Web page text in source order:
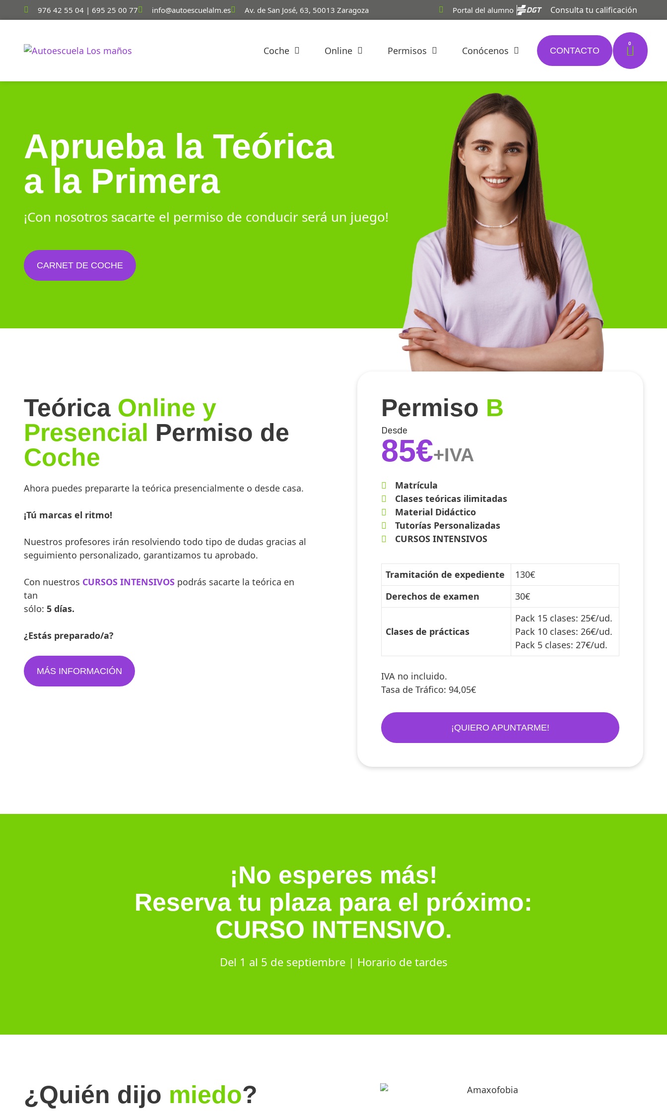
976 42 55 04 | 695 25 00 77 info@autoescuelalm.es Av. de San José, 63, 50013 Zaragoza Portal del alumno Consulta tu calificación
Coche Online Permisos Conócenos CONTACTO
0
Aprueba la Teórica
a la Primera
¡Con nosotros sacarte el permiso de conducir será un juego!
CARNET DE COCHE
Teórica Online y
Presencial Permiso de
Coche
Ahora puedes prepararte la teórica presencialmente o desde casa.
¡Tú marcas el ritmo!
Nuestros profesores irán resolviendo todo tipo de dudas gracias al
seguimiento personalizado, garantizamos tu aprobado.
Con nuestros CURSOS INTENSIVOS podrás sacarte la teórica en
tan
sólo: 5 días.
¿Estás preparado/a?
MÁS INFORMACIÓN
Permiso B
Desde
85€+IVA
Matrícula
Clases teóricas ilimitadas
Material Didáctico
Tutorías Personalizadas
CURSOS INTENSIVOS
Tramitación de expediente
130€
Derechos de examen
30€
Clases de prácticas
Pack 15 clases: 25€/ud.
Pack 10 clases: 26€/ud.
Pack 5 clases: 27€/ud.
IVA no incluido.
Tasa de Tráfico: 94,05€
¡QUIERO APUNTARME!
¡No esperes más!
Reserva tu plaza para el próximo:
CURSO INTENSIVO.
Del 1 al 5 de septiembre | Horario de tardes
¿Quién dijo miedo?